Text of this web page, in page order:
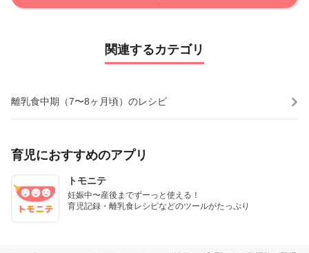
関連するカテゴリ
離乳食中期（7〜8ヶ月頃）のレシピ
育児におすすめのアプリ
トモニテ
妊娠中〜産後までずーっと使える！
育児記録・離乳食レシピなどのツールがたっぷり